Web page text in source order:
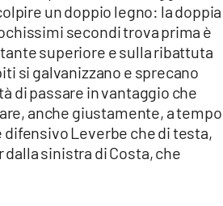
un doppio legno: la doppia
secondi trova prima è
superiore e sulla ribattuta
si galvanizzano e sprecano
di passare in vantaggio che
anche giustamente, a tempo
Leverbe che di testa,
dalla sinistra di Costa, che